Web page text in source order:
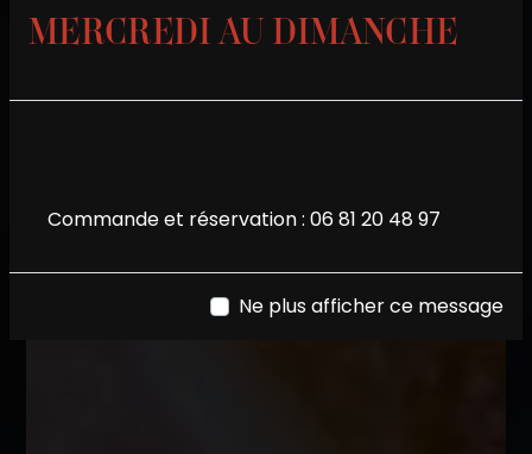
MERCREDI AU DIMANCHE
Commande et réservation : 06 81 20 48 97
Ne plus afficher ce message